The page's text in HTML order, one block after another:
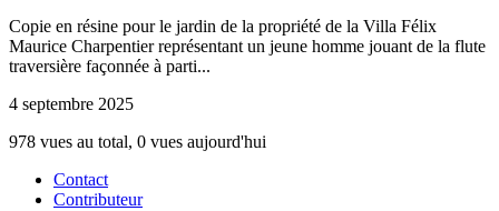
Copie en résine pour le jardin de la propriété de la Villa Félix
Maurice Charpentier représentant un jeune homme jouant de la flute
traversière façonnée à parti...
4 septembre 2025
978 vues au total, 0 vues aujourd'hui
Contact
Contributeur